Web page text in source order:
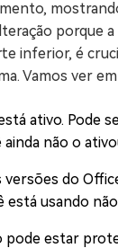
porque
inferior, é
Vamos ver
ativo. Pode
não o
versões do
está usando
pode estar